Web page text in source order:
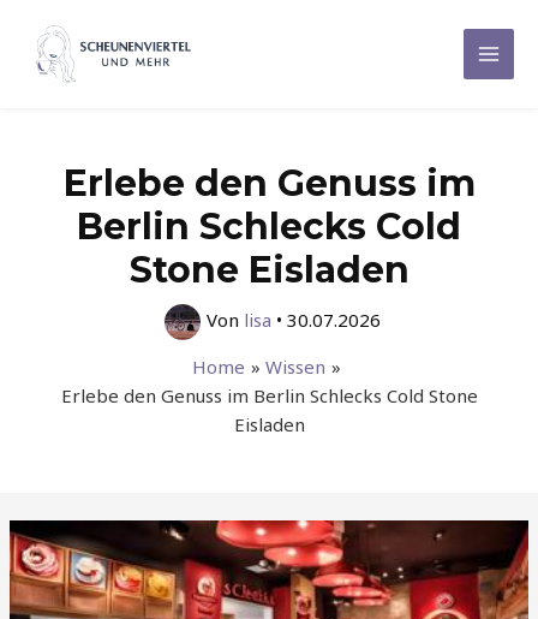
Inhalt
springen
Main
Erlebe den Genuss im
Berlin Schlecks Cold
Stone Eisladen
Von lisa • 30.07.2026
Home
Wissen
Erlebe den Genuss im Berlin Schlecks Cold Stone
Eisladen